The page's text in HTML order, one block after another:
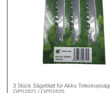
3 Stück Sägeblatt für Akku
OPS1821 / OPS1820